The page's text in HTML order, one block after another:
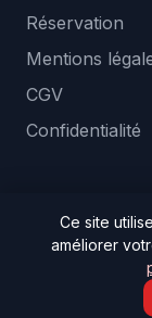
Réservation
Mentions
CGV
Confidentialité
© 2026
Ce site
améliorer